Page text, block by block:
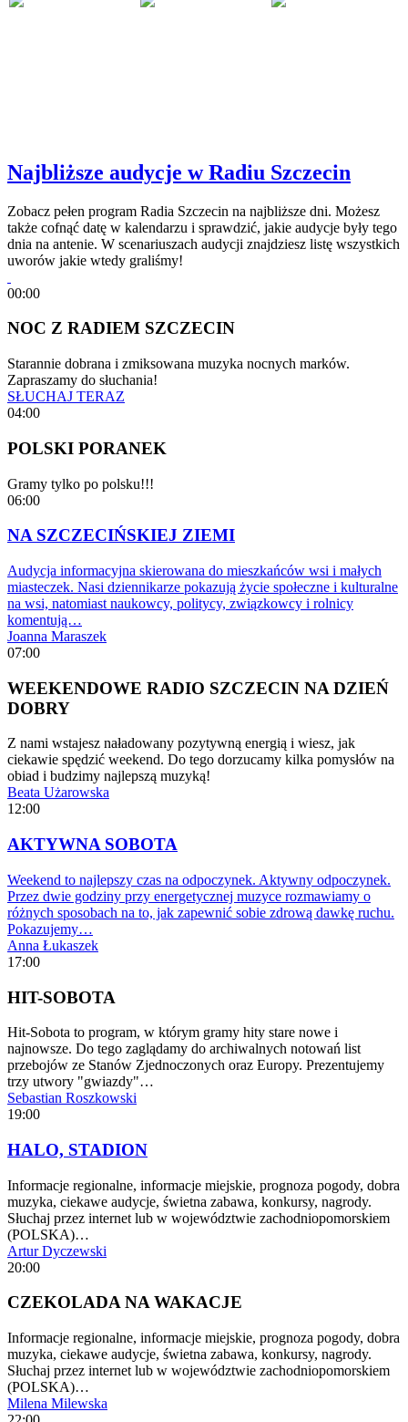
Najbliższe audycje w Radiu Szczecin
Zobacz pełen program Radia Szczecin na najbliższe dni. Możesz
także cofnąć datę w kalendarzu i sprawdzić, jakie audycje były tego
dnia na antenie. W scenariuszach audycji znajdziesz listę wszystkich
uworów jakie wtedy graliśmy!
00:00
NOC Z RADIEM SZCZECIN
Starannie dobrana i zmiksowana muzyka nocnych marków.
Zapraszamy do słuchania!
SŁUCHAJ TERAZ
04:00
POLSKI PORANEK
Gramy tylko po polsku!!!
06:00
NA SZCZECIŃSKIEJ ZIEMI
Audycja informacyjna skierowana do mieszkańców wsi i małych
miasteczek. Nasi dziennikarze pokazują życie społeczne i kulturalne
na wsi, natomiast naukowcy, politycy, związkowcy i rolnicy
komentują…
Joanna Maraszek
07:00
WEEKENDOWE RADIO SZCZECIN NA DZIEŃ
DOBRY
Z nami wstajesz naładowany pozytywną energią i wiesz, jak
ciekawie spędzić weekend. Do tego dorzucamy kilka pomysłów na
obiad i budzimy najlepszą muzyką!
Beata Użarowska
12:00
AKTYWNA SOBOTA
Weekend to najlepszy czas na odpoczynek. Aktywny odpoczynek.
Przez dwie godziny przy energetycznej muzyce rozmawiamy o
różnych sposobach na to, jak zapewnić sobie zdrową dawkę ruchu.
Pokazujemy…
Anna Łukaszek
17:00
HIT-SOBOTA
Hit-Sobota to program, w którym gramy hity stare nowe i
najnowsze. Do tego zaglądamy do archiwalnych notowań list
przebojów ze Stanów Zjednoczonych oraz Europy. Prezentujemy
trzy utwory "gwiazdy"…
Sebastian Roszkowski
19:00
HALO, STADION
Informacje regionalne, informacje miejskie, prognoza pogody, dobra
muzyka, ciekawe audycje, świetna zabawa, konkursy, nagrody.
Słuchaj przez internet lub w województwie zachodniopomorskiem
(POLSKA)…
Artur Dyczewski
20:00
CZEKOLADA NA WAKACJE
Informacje regionalne, informacje miejskie, prognoza pogody, dobra
muzyka, ciekawe audycje, świetna zabawa, konkursy, nagrody.
Słuchaj przez internet lub w województwie zachodniopomorskiem
(POLSKA)…
Milena Milewska